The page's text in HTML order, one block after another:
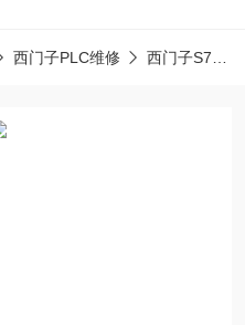
西门子PLC维修 西门子S7-1500PLC解密